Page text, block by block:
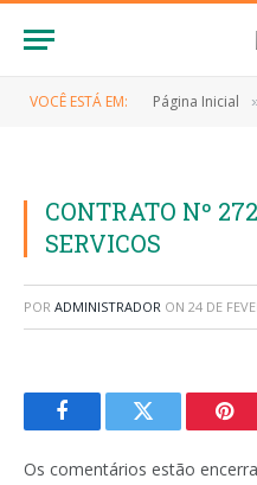
VOCÊ ESTÁ EM: Página Inicial
CONTRATO Nº
SERVICOS
POR ADMINISTRADOR ON 24 DE
FacebookTwitter
Os comentários estão